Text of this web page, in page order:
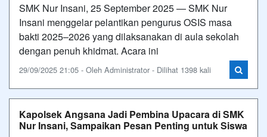
SMK Nur Insani, 25 September 2025 — SMK Nur
Insani menggelar pelantikan pengurus OSIS masa
bakti 2025–2026 yang dilaksanakan di aula sekolah
dengan penuh khidmat. Acara ini
29/09/2025 21:05 - Oleh Administrator - Dilihat 1398 kali
Kapolsek Angsana Jadi Pembina Upacara di SMK
Nur Insani, Sampaikan Pesan Penting untuk Siswa